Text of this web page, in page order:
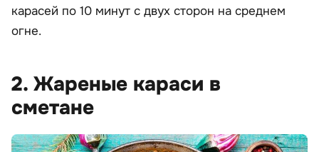
карасей по 10 минут с двух сторон на среднем
огне.
2. Жареные караси в
сметане